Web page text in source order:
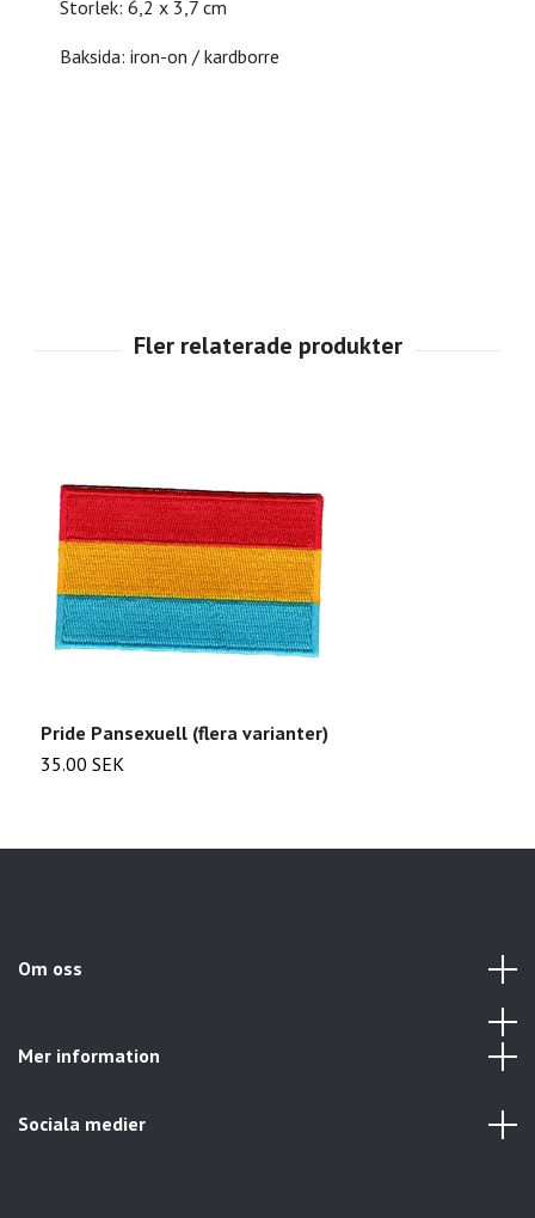
Storlek: 6,2 x 3,7 cm
Baksida: iron-on / kardborre
Pride Pansexuell (flera varianter)
35.00 SEK
Om oss
Mer information
Sociala medier